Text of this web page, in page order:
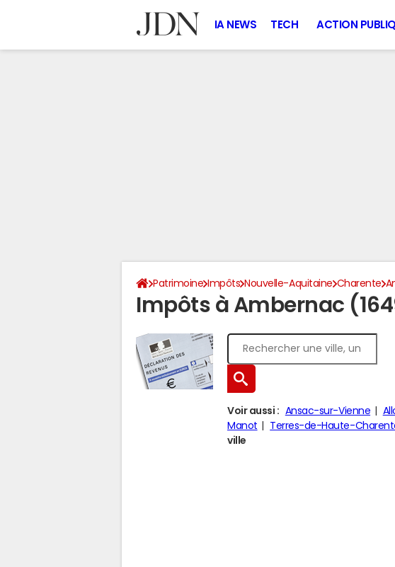
IA NEWS TECH ACTION
Patrimoine Impôts Nouvelle-Aquitaine Charente
Impôts à Ambernac
Voir aussi : Ansac-sur-Vienne
Manot
Terres-de-Haute-
ville